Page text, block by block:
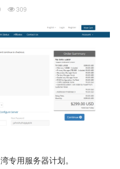
309
专用服务器计划。